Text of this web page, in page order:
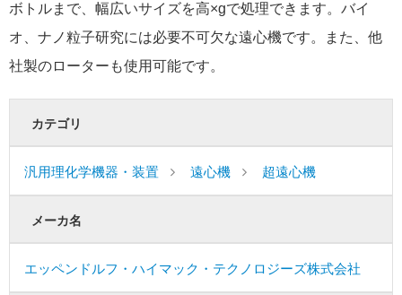
ボトルまで、幅広いサイズを高×gで処理できます。バイ
オ、ナノ粒子研究には必要不可欠な遠心機です。また、他
社製のローターも使用可能です。
カテゴリ
汎用理化学機器・装置 遠心機 超遠心機
メーカ名
エッペンドルフ・ハイマック・テクノロジーズ株式会社